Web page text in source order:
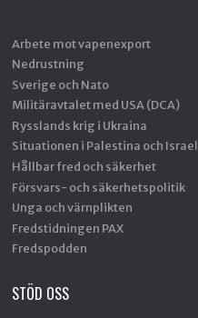
Arbete mot vapenexport
Nedrustning
Sverige och Nato
Militäravtalet med USA (DCA)
Rysslands krig i Ukraina
Situationen i Palestina och Israel
Hållbar fred och säkerhet
Försvars- och säkerhetspolitik
Unga och värnplikten
Fredstidningen PAX
Fredspodden
STÖD OSS